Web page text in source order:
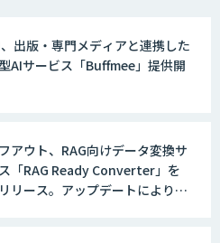
、出版・専門メディアと連携した
AIサービス「Buffmee」提供開
アウト、RAG向けデータ変換サ
「RAG Ready Converter」を
リース。アップデートにより変